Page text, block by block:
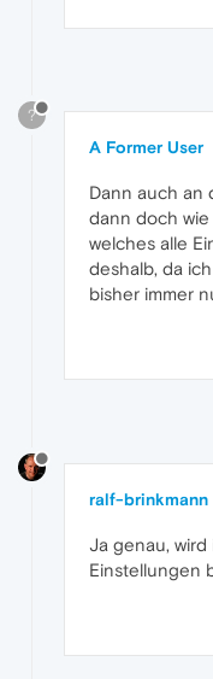
?
A Former User
Dann auch an
dann doch wie
welches alle
deshalb, da
bisher immer
ralf-brinkmann
Ja genau, wird
Einstellungen